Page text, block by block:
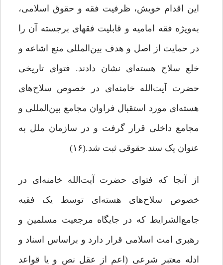
این اقدام خویش، ظرفیت فقه و حقوق اسلامی،
به‌ویژه فقه امامیه و قابلیت فقهای برجسته آن ‌را
در حمایت از اصل و هدف بین‌المللی منع اشاعه و
خلع سلاح هسته‌ای نشان دادند. فتوای تاریخی
حضرت آیت‌الله خامنه‌ای در خصوص سلاح‌های
هسته‌ای مورد استقبال فراوان مجامع بین‌المللی و
مجامع داخلی قرار گرفت و در سازمان ملل به
عنوان یک سند حقوقی ثبت شد.(۱۶)
از آنجا که فتوای حضرت آیت‌الله خامنه‌ای در
خصوص سلاح‌‌های هسته‌ای توسط یک فقیه
جامع‌الشرایط که در جایگاه مرجعیت مسلمین و
رهبری امت اسلامی قرار دارد و براساس اسناد و
ادله معتبر شرعی (اعم از عقل نص و یا قواعد